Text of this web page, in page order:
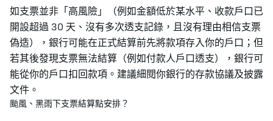
如支票並非「高風險」（例如金額低於某水平、收款戶口已
開設超過 30 天、沒有多次透支記錄，且沒有理由相信支票
偽造），銀行可能在正式結算前先將款項存入你的戶口；但
若其後發現支票無法結算（例如付款人戶口透支），銀行可
能從你的戶口扣回款項。建議細閱你銀行的存款協議及披露
文件。
颱風、黑雨下支票結算點安排？